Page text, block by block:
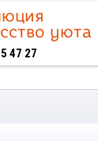
уюта
47 27